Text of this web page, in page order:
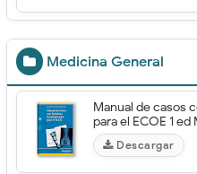
Medicina General
Manual de casos
para el ECOE 1
PDF
Descargar